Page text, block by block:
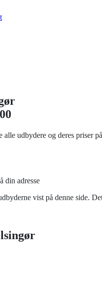
alle udbydere og deres priser
din adresse
vist på denne side.